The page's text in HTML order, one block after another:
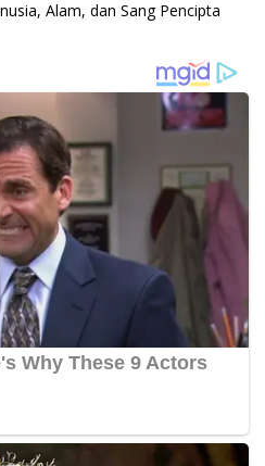
Alam, dan Sang Pencipta